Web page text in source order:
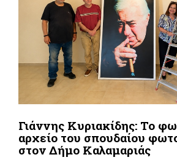
Γιάννης Κυριακίδης: Το
αρχείο του σπουδαίου
στον Δήμο Καλαμαριάς